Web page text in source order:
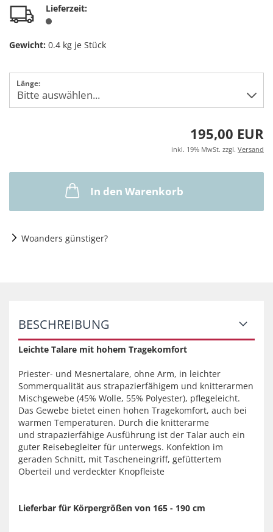
Lieferzeit:
Gewicht: 0.4 kg je Stück
Länge:
195,00 EUR
inkl. 19% MwSt. zzgl. Versand
In den Warenkorb
Woanders günstiger?
BESCHREIBUNG
Leichte Talare mit hohem Tragekomfort
Priester- und Mesnertalare, ohne Arm, in leichter
Sommerqualität aus strapazierfähigem und knitterarmen
Mischgewebe (45% Wolle, 55% Polyester), pflegeleicht.
Das Gewebe bietet einen hohen Tragekomfort, auch bei
warmen Temperaturen. Durch die knitterarme
und strapazierfähige Ausführung ist der Talar auch ein
guter Reisebegleiter für unterwegs. Konfektion im
geraden Schnitt, mit Tascheneingriff, gefüttertem
Oberteil und verdeckter Knopfleiste
Lieferbar für Körpergrößen von 165 - 190 cm